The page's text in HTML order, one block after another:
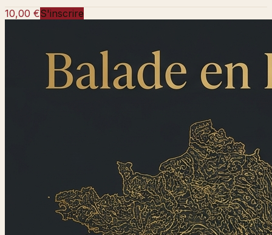
10,00 €S'inscrire